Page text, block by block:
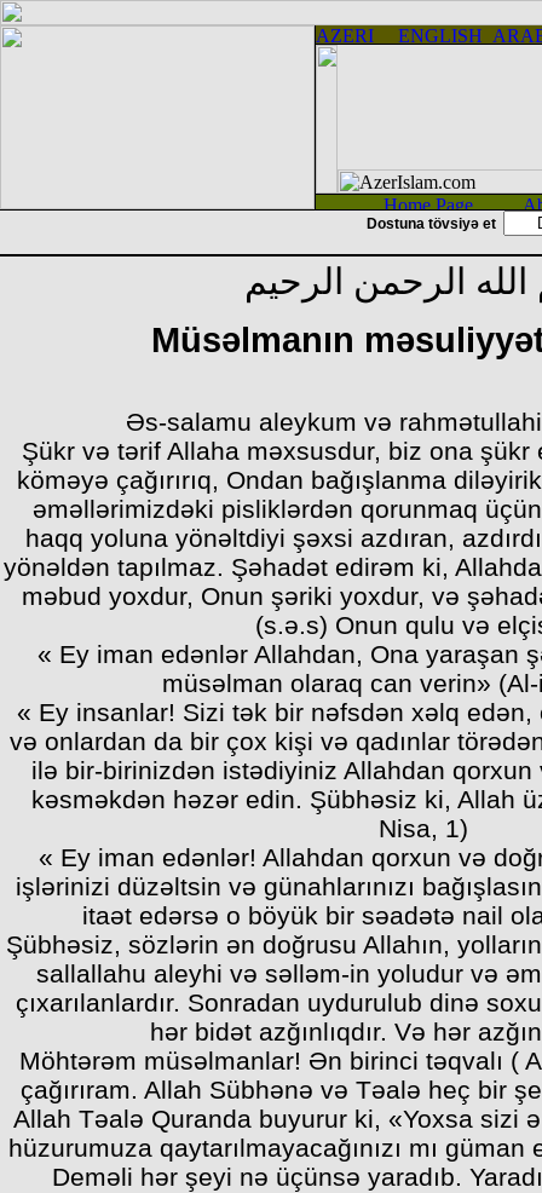
Dostuna tövsiyə et
الرحمن الرحيم
Müsəlmanın
Əs-salamu aleykum və
Şükr və tərif Allaha məxsusdur, biz ona şükr
köməyə çağırırıq, Ondan bağışlanma
əməllərimizdəki pisliklərdən qorunmaq üçün
haqq yoluna yönəltdiyi şəxsi azdıran,
yönəldən tapılmaz. Şəhadət edirəm ki,
məbud yoxdur, Onun şəriki yoxdur, və
(s.ə.s) Onun qulu və
« Ey iman edənlər Allahdan, Ona yaraşan
müsəlman olaraq can verin»
« Ey insanlar! Sizi tək bir nəfsdən xəlq
və onlardan da bir çox kişi və qadınlar
ilə bir-birinizdən istədiyiniz Allahdan
kəsməkdən həzər edin. Şübhəsiz ki, Allah
Nisa, 1)
« Ey iman edənlər! Allahdan qorxun və
işlərinizi düzəltsin və günahlarınızı
itaət edərsə o böyük bir səadətə nail
Şübhəsiz, sözlərin ən doğrusu Allahın,
sallallahu aleyhi və səlləm-in yoludur və
çıxarılanlardır. Sonradan uydurulub dinə
hər bidət azğınlıqdır. Və hər
Möhtərəm müsəlmanlar! Ən birinci təqvalı (
çağırıram. Allah Sübhənə və Təalə heç bir
Allah Təalə Quranda buyurur ki, «Yoxsa sizi
hüzurumuza qaytarılmayacağınızı mı
Deməli hər şeyi nə üçünsə yaradıb.